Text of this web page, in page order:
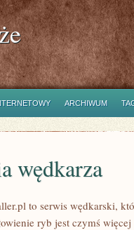
ARCHIWUM
wędkarza
to serwis wędkarski,
ryb jest czymś